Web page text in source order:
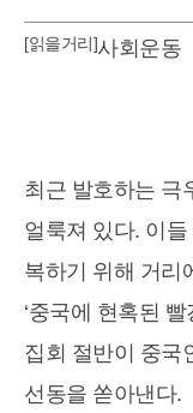
[읽을거리]사회운동
최근 발호하는 극
얼룩져 있다. 이
복하기 위해 거리
‘중국에 현혹된
집회 절반이 중국
선동을 쏟아낸다.